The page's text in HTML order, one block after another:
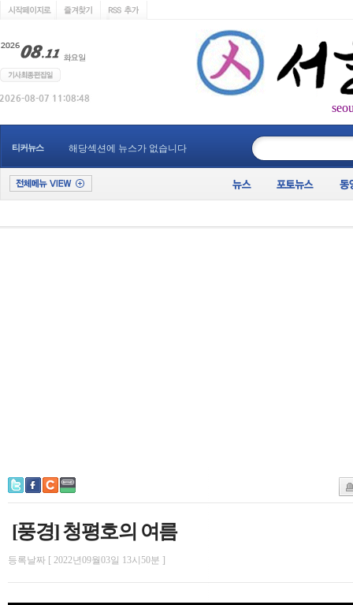
티커뉴스 해당섹션에 뉴스가 없습니다
[풍경] 청평호의 여름
등록날짜 [ 2022년09월03일 13시50분 ]